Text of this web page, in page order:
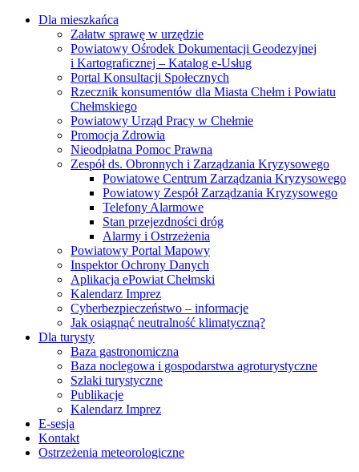
Dla mieszkańca
Załatw sprawę w urzędzie
Powiatowy Ośrodek Dokumentacji Geodezyjnej
i Kartograficznej – Katalog e-Usług
Portal Konsultacji Społecznych
Rzecznik konsumentów dla Miasta Chełm i Powiatu
Chełmskiego
Powiatowy Urząd Pracy w Chełmie
Promocja Zdrowia
Nieodpłatna Pomoc Prawna
Zespół ds. Obronnych i Zarządzania Kryzysowego
Powiatowe Centrum Zarządzania Kryzysowego
Powiatowy Zespół Zarządzania Kryzysowego
Telefony Alarmowe
Stan przejezdności dróg
Alarmy i Ostrzeżenia
Powiatowy Portal Mapowy
Inspektor Ochrony Danych
Aplikacja ePowiat Chełmski
Kalendarz Imprez
Cyberbezpieczeństwo – informacje
Jak osiągnąć neutralność klimatyczną?
Dla turysty
Baza gastronomiczna
Baza noclegowa i gospodarstwa agroturystyczne
Szlaki turystyczne
Publikacje
Kalendarz Imprez
E-sesja
Kontakt
Ostrzeżenia meteorologiczne